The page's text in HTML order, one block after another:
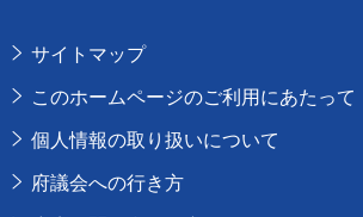
サイトマップ
このホームページのご利用にあたって
個人情報の取り扱いについて
府議会への行き方